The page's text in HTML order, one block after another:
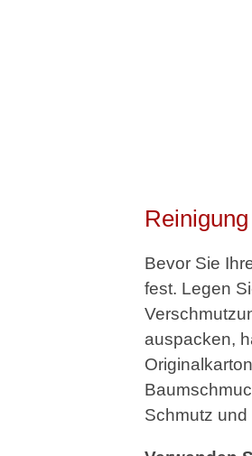
Bevor Sie
fest. Legen
auspacken,
Schmutz und